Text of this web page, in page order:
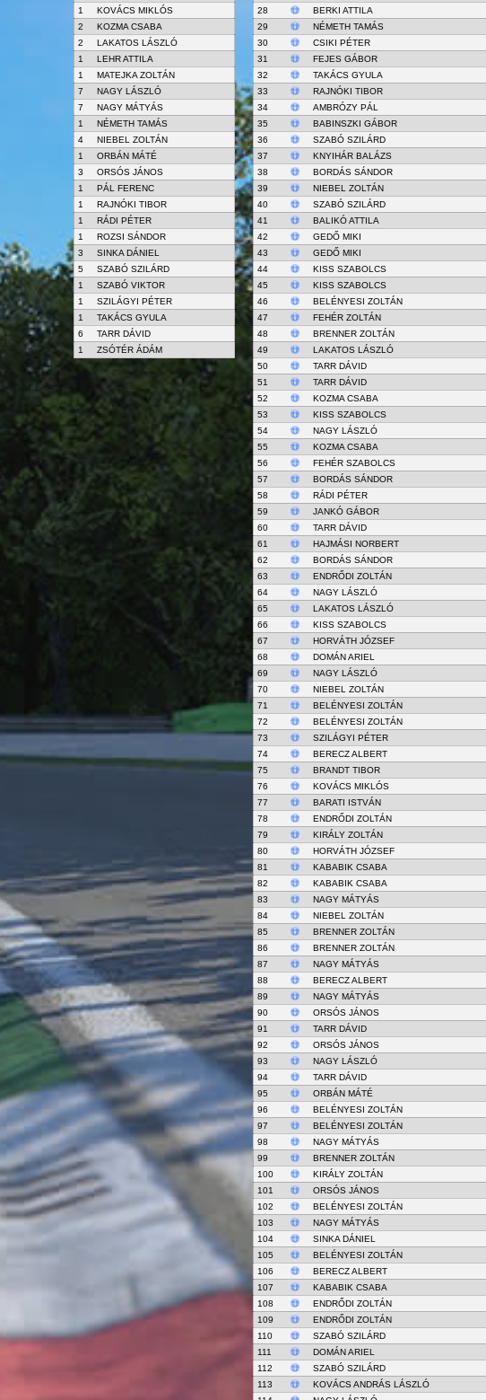
1
KOVÁCS MIKLÓS
2
KOZMA CSABA
2
LAKATOS LÁSZLÓ
1
LEHR ATTILA
1
MATEJKA ZOLTÁN
7
NAGY LÁSZLÓ
7
NAGY MÁTYÁS
1
NÉMETH TAMÁS
4
NIEBEL ZOLTÁN
1
ORBÁN MÁTÉ
3
ORSÓS JÁNOS
1
PÁL FERENC
1
RAJNÓKI TIBOR
1
RÁDI PÉTER
1
ROZSI SÁNDOR
3
SINKA DÁNIEL
5
SZABÓ SZILÁRD
1
SZABÓ VIKTOR
1
SZILÁGYI PÉTER
1
TAKÁCS GYULA
6
TARR DÁVID
1
ZSÓTÉR ÁDÁM
28
BERKI ATTILA
29
NÉMETH TAMÁS
30
CSIKI PÉTER
31
FEJES GÁBOR
32
TAKÁCS GYULA
33
RAJNÓKI TIBOR
34
AMBRÓZY PÁL
35
BABINSZKI GÁBOR
36
SZABÓ SZILÁRD
37
KNYIHÁR BALÁZS
38
BORDÁS SÁNDOR
39
NIEBEL ZOLTÁN
40
SZABÓ SZILÁRD
41
BALIKÓ ATTILA
42
GEDŐ MIKI
43
GEDŐ MIKI
44
KISS SZABOLCS
45
KISS SZABOLCS
46
BELÉNYESI ZOLTÁN
47
FEHÉR ZOLTÁN
48
BRENNER ZOLTÁN
49
LAKATOS LÁSZLÓ
50
TARR DÁVID
51
TARR DÁVID
52
KOZMA CSABA
53
KISS SZABOLCS
54
NAGY LÁSZLÓ
55
KOZMA CSABA
56
FEHÉR SZABOLCS
57
BORDÁS SÁNDOR
58
RÁDI PÉTER
59
JANKÓ GÁBOR
60
TARR DÁVID
61
HAJMÁSI NORBERT
62
BORDÁS SÁNDOR
63
ENDRŐDI ZOLTÁN
64
NAGY LÁSZLÓ
65
LAKATOS LÁSZLÓ
66
KISS SZABOLCS
67
HORVÁTH JÓZSEF
68
DOMÁN ARIEL
69
NAGY LÁSZLÓ
70
NIEBEL ZOLTÁN
71
BELÉNYESI ZOLTÁN
72
BELÉNYESI ZOLTÁN
73
SZILÁGYI PÉTER
74
BERECZ ALBERT
75
BRANDT TIBOR
76
KOVÁCS MIKLÓS
77
BARATI ISTVÁN
78
ENDRŐDI ZOLTÁN
79
KIRÁLY ZOLTÁN
80
HORVÁTH JÓZSEF
81
KABABIK CSABA
82
KABABIK CSABA
83
NAGY MÁTYÁS
84
NIEBEL ZOLTÁN
85
BRENNER ZOLTÁN
86
BRENNER ZOLTÁN
87
NAGY MÁTYÁS
88
BERECZ ALBERT
89
NAGY MÁTYÁS
90
ORSÓS JÁNOS
91
TARR DÁVID
92
ORSÓS JÁNOS
93
NAGY LÁSZLÓ
94
TARR DÁVID
95
ORBÁN MÁTÉ
96
BELÉNYESI ZOLTÁN
97
BELÉNYESI ZOLTÁN
98
NAGY MÁTYÁS
99
BRENNER ZOLTÁN
100
KIRÁLY ZOLTÁN
101
ORSÓS JÁNOS
102
BELÉNYESI ZOLTÁN
103
NAGY MÁTYÁS
104
SINKA DÁNIEL
105
BELÉNYESI ZOLTÁN
106
BERECZ ALBERT
107
KABABIK CSABA
108
ENDRŐDI ZOLTÁN
109
ENDRŐDI ZOLTÁN
110
SZABÓ SZILÁRD
111
DOMÁN ARIEL
112
SZABÓ SZILÁRD
113
KOVÁCS ANDRÁS LÁSZLÓ